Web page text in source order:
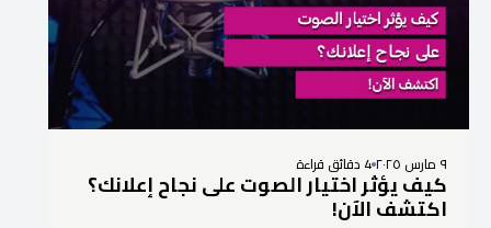
٩ مارس ٢٠٢٥ 4 دقائق قراءة
كيف يؤثر اختيار الصوت على نجاح إعلانك؟
اكتشف الآن!